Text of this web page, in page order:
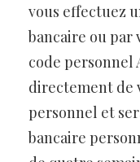
vous effectuez
bancaire ou par
code personnel
directement de
personnel et
bancaire